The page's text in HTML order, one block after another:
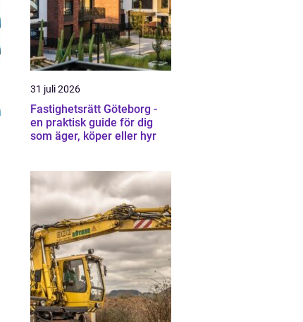
31 juli 2026
Fastighetsrätt Göteborg -
en praktisk guide för dig
som äger, köper eller hyr